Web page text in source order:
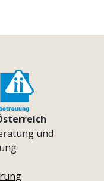
und